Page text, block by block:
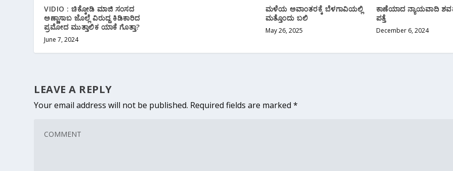
VIDIO : ಚಿಕ್ಕೋಡಿ ಮಾಜಿ‌ ಸಂಸದ
ಅಣ್ಣಾಸಾಬ ಜೊಲ್ಲೆ ವಿರುದ್ದ ಕಿಡಿಕಾರಿದ
ಪ್ರಮೋದ ಮುತ್ತಾಲಿಕ ಯಾಕೆ ಗೊತ್ತಾ?
June 7, 2024
ಮಳೆಯ ಅವಾಂತರಕ್ಕೆ ಬೆಳಗಾವಿಯಲ್ಲಿ
ಮತ್ತೊಂದು ಬಲಿ
May 26, 2025
ಕಾಣೆಯಾದ ನ್ಯಾಯವಾದಿ
ಪತ್ತೆ
December 6, 2024
LEAVE A REPLY
Your email address will not be published. Required fields are marked*